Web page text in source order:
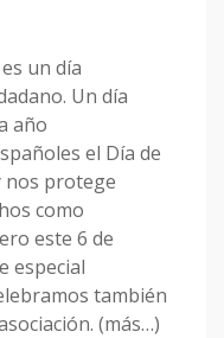
un día
Un día
año
el Día de
nos protege
como
este 6 de
especial
también
(más…)